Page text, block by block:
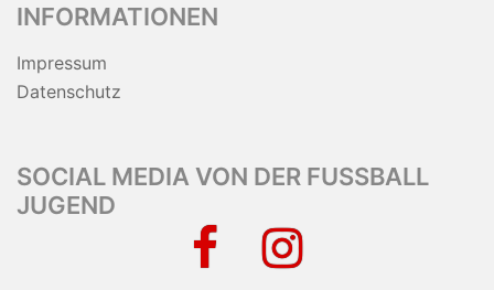
INFORMATIONEN
Impressum
Datenschutz
SOCIAL MEDIA VON DER FUSSBALL J
UGEND
facebook instagram